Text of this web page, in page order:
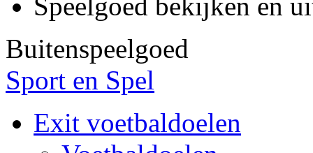
Buitenspeelgoed
Sport en Spel
Exit voetbaldoelen